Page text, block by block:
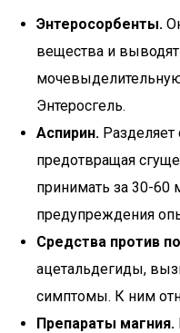
Энтеросорбенты.
вещества и
Энтеросгель.
Аспирин.
предотвращая
принимать за 30-60
предупреждения
Средства против
ацетальдегиды,
симптомы. К ним
Препараты магния.